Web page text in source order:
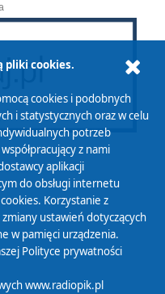
pliki cookies.
cookies i podobnych
i statystycznych oraz w celu
potrzeb
z nami
aplikacji
do obsługi internetu
Korzystanie z
ustawień dotyczących
w pamięci urządzenia.
Polityce prywatności
www.radiopik.pl